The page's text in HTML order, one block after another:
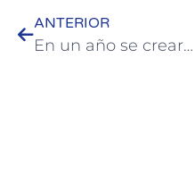
ANTERIOR
En un año se crearon en Colón más de 80 entrenamientos e inserciones laborales generando ingresos de más de $16,5 millones